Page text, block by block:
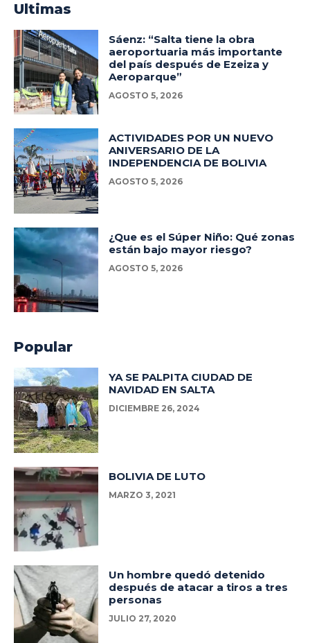
Ultimas
Sáenz: “Salta tiene la obra
aeroportuaria más importante
del país después de Ezeiza y
Aeroparque”
AGOSTO 5, 2026
ACTIVIDADES POR UN NUEVO
ANIVERSARIO DE LA
INDEPENDENCIA DE BOLIVIA
AGOSTO 5, 2026
¿Que es el Súper Niño: Qué zonas
están bajo mayor riesgo?
AGOSTO 5, 2026
Popular
YA SE PALPITA CIUDAD DE
NAVIDAD EN SALTA
DICIEMBRE 26, 2024
BOLIVIA DE LUTO
MARZO 3, 2021
Un hombre quedó detenido
después de atacar a tiros a tres
personas
JULIO 27, 2020